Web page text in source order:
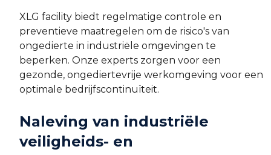
XLG facility biedt regelmatige controle en
preventieve maatregelen om de risico's van
ongedierte in industriële omgevingen te
beperken. Onze experts zorgen voor een
gezonde, ongediertevrije werkomgeving voor een
optimale bedrijfscontinuïteit.
Naleving van industriële
veiligheids- en